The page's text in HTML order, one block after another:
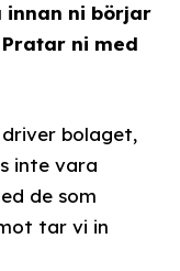
innan ni börjar
ni med
bolaget,
inte vara
de som
tar vi in